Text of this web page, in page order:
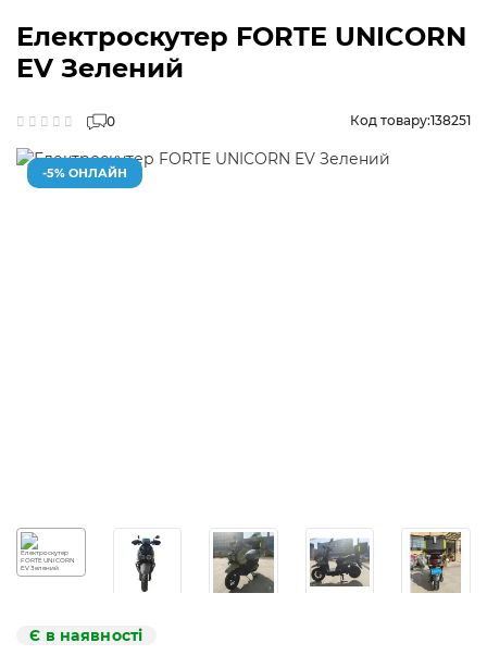
Електроскутер FORTE UNICORN
EV Зелений
0 Код товару:138251
-5% ОНЛАЙН
Є в наявності